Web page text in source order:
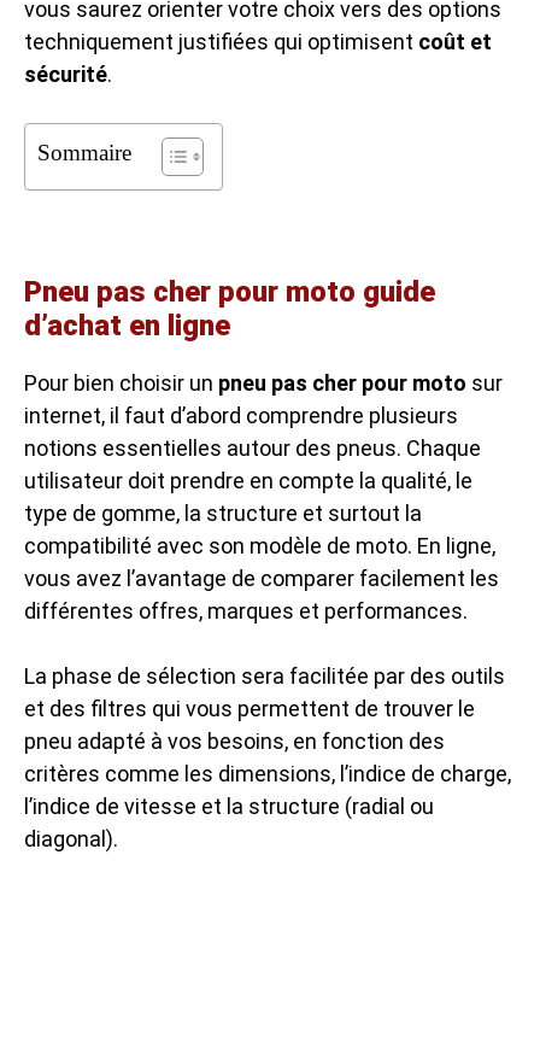
vous saurez orienter votre choix vers des options
techniquement justifiées qui optimisent coût et
sécurité.
Sommaire
Pneu pas cher pour moto guide
d’achat en ligne
Pour bien choisir un pneu pas cher pour moto sur
internet, il faut d’abord comprendre plusieurs
notions essentielles autour des pneus. Chaque
utilisateur doit prendre en compte la qualité, le
type de gomme, la structure et surtout la
compatibilité avec son modèle de moto. En ligne,
vous avez l’avantage de comparer facilement les
différentes offres, marques et performances.
La phase de sélection sera facilitée par des outils
et des filtres qui vous permettent de trouver le
pneu adapté à vos besoins, en fonction des
critères comme les dimensions, l’indice de charge,
l’indice de vitesse et la structure (radial ou
diagonal).